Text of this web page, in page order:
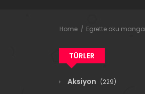
Home Egrette oku manga
TÜRLER
Aksiyon (229)